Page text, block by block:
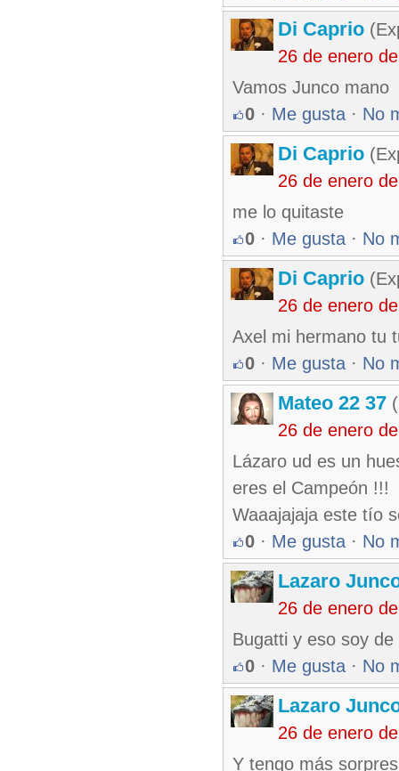
Di Caprio
26 de enero
Vamos Junco mano
0 · Me gusta · No
Di Caprio
26 de enero
me lo quitaste
0 · Me gusta · No
Di Caprio
26 de enero
Axel mi hermano tu
0 · Me gusta · No
Mateo 22 37
26 de enero
Lázaro ud es un
eres el Campeón !!!
Waaajajaja este tío
0 · Me gusta · No
Lazaro
26 de enero
Bugatti y eso soy
0 · Me gusta · No
Lazaro
26 de enero
Y tengo más